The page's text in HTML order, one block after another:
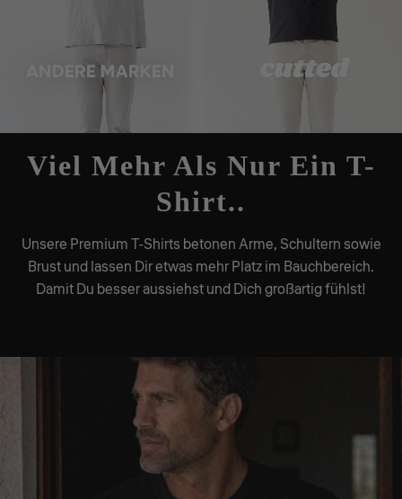
Viel Mehr Als Nur Ein T-
Shirt..
Unsere Premium T-Shirts betonen Arme, Schultern sowie
Brust und lassen Dir etwas mehr Platz im Bauchbereich.
Damit Du besser aussiehst und Dich großartig fühlst!